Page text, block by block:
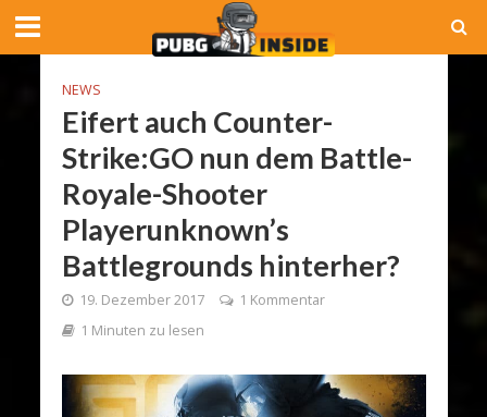
NEWS
Eifert auch Counter-
Strike:GO nun dem Battle-
Royale-Shooter
Playerunknown’s
Battlegrounds hinterher?
19. Dezember 2017
1 Kommentar
1 Minuten zu lesen